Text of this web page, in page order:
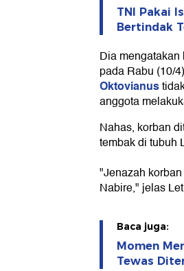
TNI Pakai
Bertindak
Dia
pada Rabu (10/
Oktovianus
anggota
Nahas, korban
tembak di tubuh
"Jenazah
Nabire," jelas
Baca juga:
Momen
Tewas